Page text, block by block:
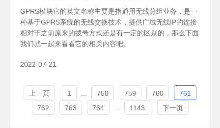
GPRS模块它的英文名称主要是指通用无线分组业务，是一
种基于GPRS系统的无线交换技术，提供广域无线IP的连接
相对于之前原来的拨号方式还是有一定的区别的，那么下面
我们就一起来看看它的相关内容吧。
2022-07-21
上一页 1 758 759 760
761
762
763 764 1143 下一页